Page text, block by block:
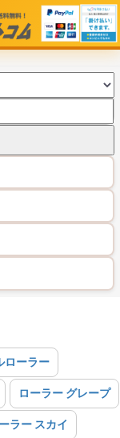
ローラー
ローラー グレープ
ラー スカイ